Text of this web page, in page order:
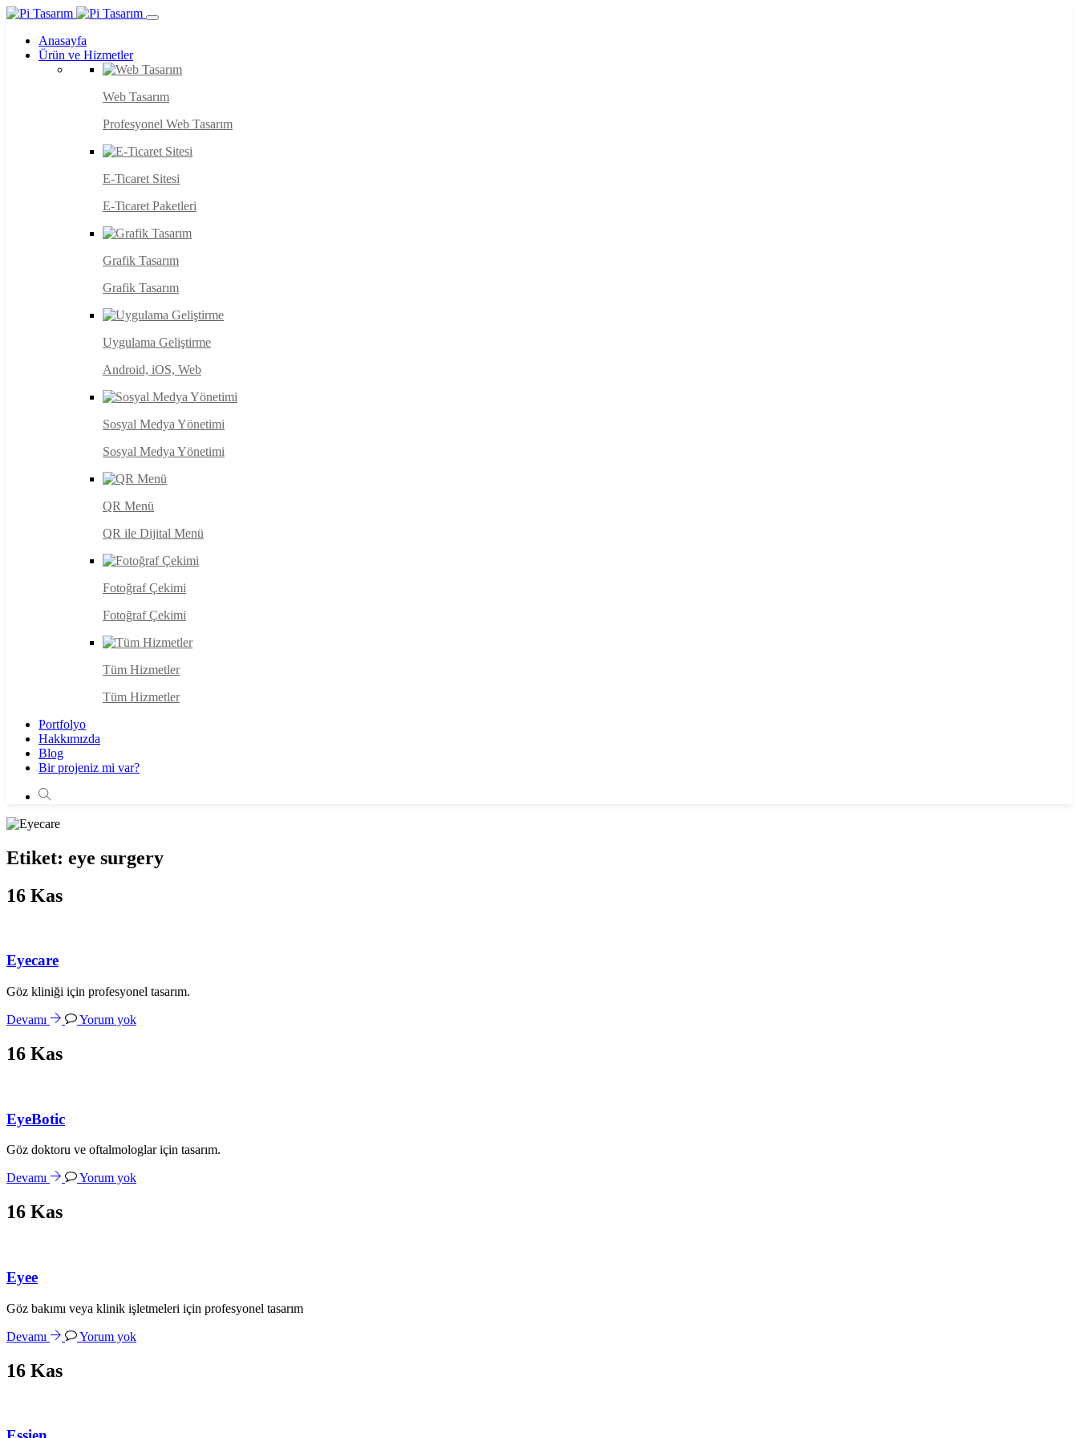
Anasayfa
Ürün ve Hizmetler
Web Tasarım
Profesyonel Web Tasarım
E-Ticaret Sitesi
E-Ticaret Paketleri
Grafik Tasarım
Grafik Tasarım
Uygulama Geliştirme
Android, iOS, Web
Sosyal Medya Yönetimi
Sosyal Medya Yönetimi
QR Menü
QR ile Dijital Menü
Fotoğraf Çekimi
Fotoğraf Çekimi
Tüm Hizmetler
Tüm Hizmetler
Portfolyo
Hakkımızda
Blog
Bir projeniz mi var?
Etiket: eye surgery
16 Kas
Eyecare
Göz kliniği için profesyonel tasarım.
Devamı Yorum yok
16 Kas
EyeBotic
Göz doktoru ve oftalmologlar için tasarım.
Devamı Yorum yok
16 Kas
Eyee
Göz bakımı veya klinik işletmeleri için profesyonel tasarım
Devamı Yorum yok
16 Kas